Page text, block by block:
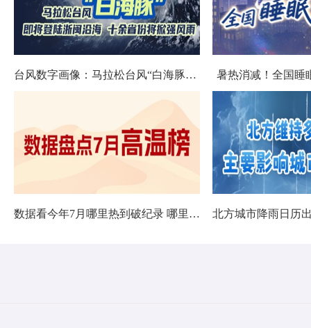
台风数字画像：马拉松台风“白海豚”将影响十余省份 暑热消减！全国睡
数据看今年7月哪里热到破纪录 哪里暑热连轴转